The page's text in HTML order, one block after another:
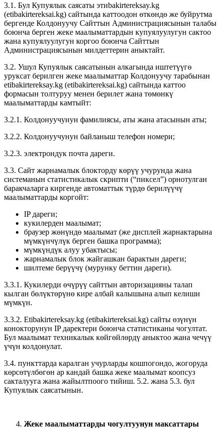
3.1. Бул Купуялык саясаты этиbakirtereksay.kg
(etibakirtereksai.kg) сайтында каттоодон өткөндө же буйрутма
бергенде Колдонуучу Сайттын Администрациясынын талабы
боюнча берген жеке маалыматтардын купуялуулугун сактоо
жана купуялуулугун коргоо боюнча Сайттын
Администрациясынын милдеттерин аныктайт.
3.2. Ушул Купуялык саясатынын алкагында иштетүүгө
уруксат берилген жеке маалыматтар Колдонуучу тарабынан
etibakirtereksay.kg (etibakirtereksai.kg) сайтында каттоо
формасын толтуруу менен берилет жана төмөнкү
маалыматтарды камтыйт:
3.2.1. Колдонуучунун фамилиясы, аты жана атасынын аты;
3.2.2. Колдонуучунун байланыш телефон номери;
3.2.3. электрондук почта дареги.
3.3. Сайт жарнамалык блокторду көрүү учурунда жана
системанын статистикалык скрипти (“пиксел”) орнотулган
баракчаларга киргенде автоматтык түрдө берилүүчү
маалыматтарды коргойт:
IP дареги;
кукилерден маалымат;
браузер жөнүндө маалымат (же дисплей жарнактарына
мүмкүнчүлүк берген башка программа);
мүмкүндүк алуу убактысы;
жарнамалык блок жайгашкан барактын дареги;
шилтеме берүүчү (мурунку беттин дареги).
3.3.1. Кукилерди өчүрүү сайттын авторизацияны талап
кылган бөлүктөрүнө кире албай калышына алып келиши
мүмкүн.
3.3.2. Etibakirtereksay.kg (etibakirtereksai.kg) сайты өзүнүн
конокторунун IP даректери боюнча статистиканы чогултат.
Бул маалымат техникалык көйгөйлөрдү аныктоо жана чечүү
үчүн колдонулат.
3.4. пункттарда каралган учурларды кошпогондо, жогоруда
көрсөтүлбөгөн ар кандай башка жеке маалымат коопсуз
сакталууга жана жайылтпоого тийиш. 5.2. жана 5.3. бул
Купуялык саясатынын.
Жеке маалыматтарды чогултуунун максаттары